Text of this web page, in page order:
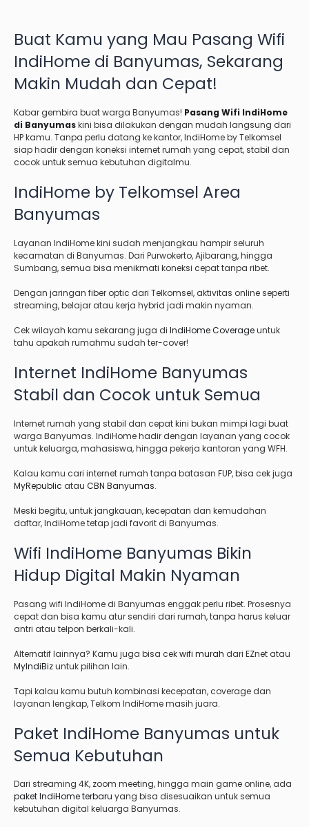
Buat Kamu yang Mau Pasang Wifi
IndiHome di Banyumas, Sekarang
Makin Mudah dan Cepat!
Kabar gembira buat warga Banyumas! Pasang Wifi IndiHome
di Banyumaskini bisa dilakukan dengan mudah langsung dari
HP kamu. Tanpa perlu datang ke kantor, IndiHome by Telkomsel
siap hadir dengan koneksi internet rumah yang cepat, stabil dan
cocok untuk semua kebutuhan digitalmu.
IndiHome by Telkomsel Area
Banyumas
Layanan IndiHome kini sudah menjangkau hampir seluruh
kecamatan di Banyumas. Dari Purwokerto, Ajibarang, hingga
Sumbang, semua bisa menikmati koneksi cepat tanpa ribet.
Dengan jaringan fiber optic dari Telkomsel, aktivitas online seperti
streaming, belajar atau kerja hybrid jadi makin nyaman.
Cek wilayah kamu sekarang juga di IndiHome Coverageuntuk
tahu apakah rumahmu sudah ter-cover!
Internet IndiHome Banyumas
Stabil dan Cocok untuk Semua
Internet rumah yang stabil dan cepat kini bukan mimpi lagi buat
warga Banyumas. IndiHome hadir dengan layanan yang cocok
untuk keluarga, mahasiswa, hingga pekerja kantoran yang WFH.
Kalau kamu cari internet rumah tanpa batasan FUP, bisa cek juga
MyRepublic atau CBN Banyumas.
Meski begitu, untuk jangkauan, kecepatan dan kemudahan
daftar, IndiHome tetap jadi favorit di Banyumas.
Wifi IndiHome Banyumas Bikin
Hidup Digital Makin Nyaman
Pasang wifi IndiHome di Banyumas enggak perlu ribet. Prosesnya
cepat dan bisa kamu atur sendiri dari rumah, tanpa harus keluar
antri atau telpon berkali-kali.
Alternatif lainnya? Kamu juga bisa cekwifi murah dari EZnet atau
MyIndiBizuntuk pilihan lain.
Tapi kalau kamu butuh kombinasi kecepatan, coverage dan
layanan lengkap, Telkom IndiHome masih juara.
Paket IndiHome Banyumas untuk
Semua Kebutuhan
Dari streaming 4K, zoom meeting, hingga main game online, ada
paket IndiHome terbaru yang bisa disesuaikan untuk semua
kebutuhan digital keluarga Banyumas.